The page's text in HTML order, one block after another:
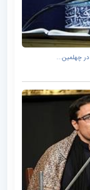
چهلمین...